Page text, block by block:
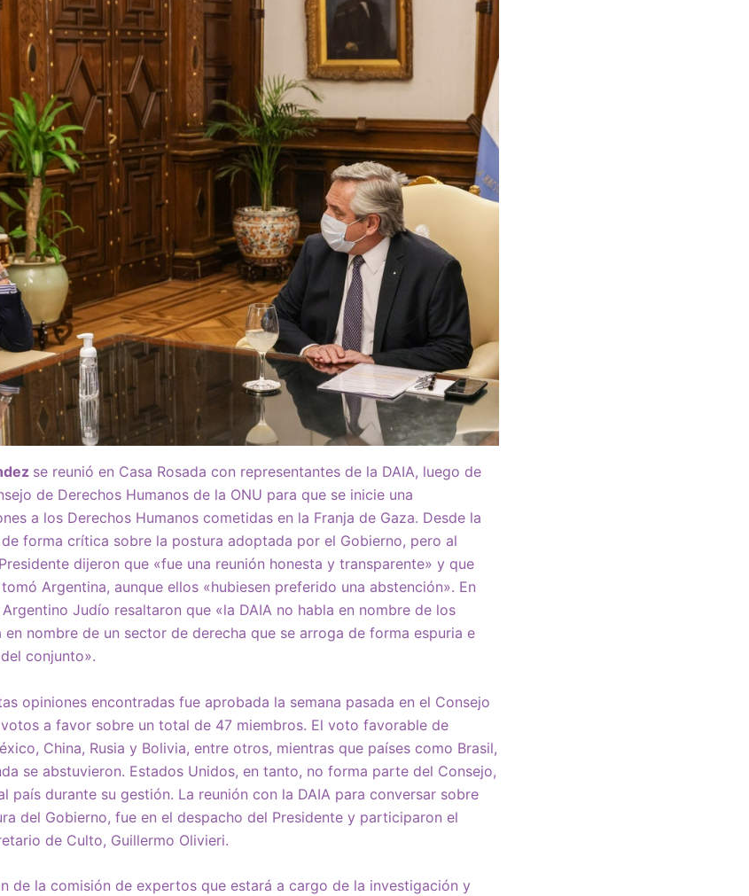
se reunió en Casa Rosada con representantes de la DAIA, luego de
de Derechos Humanos de la ONU para que se inicie una
a los Derechos Humanos cometidas en la Franja de Gaza. Desde la
forma crítica sobre la postura adoptada por el Gobierno, pero al
dijeron que «fue una reunión honesta y transparente» y que
Argentina, aunque ellos «hubiesen preferido una abstención». En
Judío resaltaron que «la DAIA no habla en nombre de los
nombre de un sector de derecha que se arroga de forma espuria e
conjunto».
opiniones encontradas fue aprobada la semana pasada en el Consejo
a favor sobre un total de 47 miembros. El voto favorable de
China, Rusia y Bolivia, entre otros, mientras que países como Brasil,
se abstuvieron. Estados Unidos, en tanto, no forma parte del Consejo,
país durante su gestión. La reunión con la DAIA para conversar sobre
del Gobierno, fue en el despacho del Presidente y participaron el
de Culto, Guillermo Olivieri.
de la comisión de expertos que estará a cargo de la investigación y